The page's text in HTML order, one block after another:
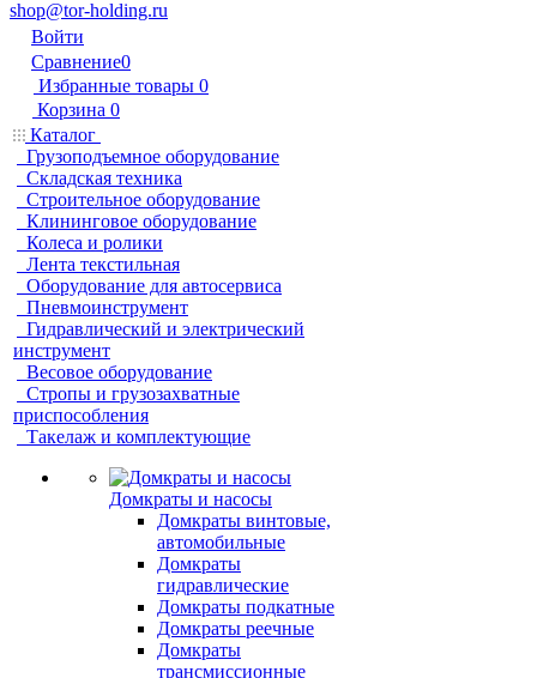
shop@tor-holding.ru
Войти
Сравнение0
Избранные товары 0
Корзина 0
Каталог
Грузоподъемное оборудование
Складская техника
Строительное оборудование
Клининговое оборудование
Колеса и ролики
Лента текстильная
Оборудование для автосервиса
Пневмоинструмент
Гидравлический и электрический
инструмент
Весовое оборудование
Стропы и грузозахватные
приспособления
Такелаж и комплектующие
Домкраты и насосы
Домкраты винтовые,
автомобильные
Домкраты
гидравлические
Домкраты подкатные
Домкраты реечные
Домкраты
трансмиссионные